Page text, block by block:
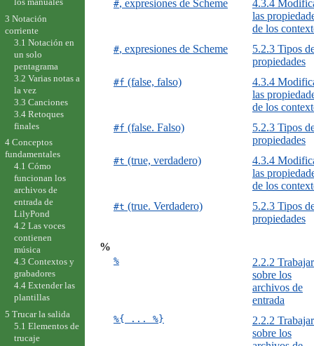
#, expresiones de Scheme
4.3.4
las
de los
#, expresiones de Scheme
5.2.3 Tipos
propiedades
#f (false, falso)
4.3.4
las
de los
#f (false. Falso)
5.2.3 Tipos
propiedades
#t (true, verdadero)
4.3.4
las
de los
#t (true. Verdadero)
5.2.3 Tipos
propiedades
%
%
2.2.2 Trabajar
sobre los
archivos de
entrada
%{ ... %}
2.2.2 Trabajar
sobre los
3 Notación
corriente
3.1 Notación en
un solo
pentagrama
3.2 Varias notas a
la vez
3.3 Canciones
3.4 Retoques
finales
4 Conceptos
fundamentales
4.1 Cómo
funcionan los
archivos de
entrada de
LilyPond
4.2 Las voces
contienen
música
4.3 Contextos y
grabadores
4.4 Extender las
plantillas
5 Trucar la salida
5.1 Elementos de
trucaje